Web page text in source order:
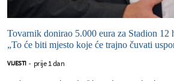
Tovarnik donirao 5.000 eura za Stadion 12
„To će biti mjesto koje će trajno čuvati
VIJESTI - prije 1 dan